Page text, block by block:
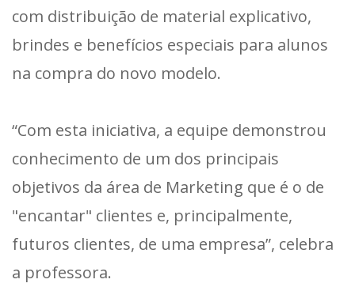
com distribuição de material explicativo,
brindes e benefícios especiais para alunos
na compra do novo modelo.
“Com esta iniciativa, a equipe demonstrou
conhecimento de um dos principais
objetivos da área de Marketing que é o de
"encantar" clientes e, principalmente,
futuros clientes, de uma empresa”, celebra
a professora.